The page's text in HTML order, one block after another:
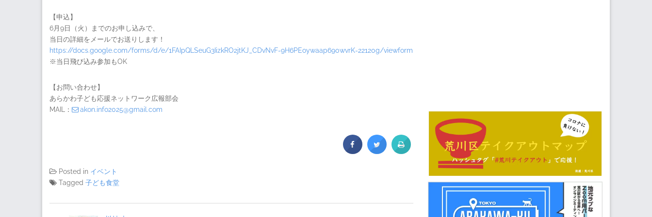
【申込】
6月9日（火）までのお申し込みで、
当日の詳細をメールでお送りします！
https://docs.google.com/forms/d/e/1FAIpQLSeuG3IizkRO2jtKJ_CDvNvF-9H6PEoywaap690wvrK-22120g/viewform
※当日飛び込み参加もOK
【お問い合わせ】
あらかわ子ども応援ネットワーク広報部会
MAIL：
akon.info2025@gmail.com
Posted in イベント
Tagged 子ども食堂